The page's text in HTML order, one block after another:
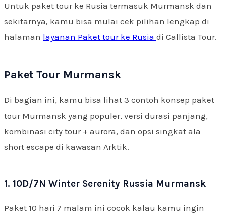
Untuk paket tour ke Rusia termasuk Murmansk dan
sekitarnya, kamu bisa mulai cek pilihan lengkap di
halaman layanan Paket tour ke Rusia di Callista Tour.
Paket Tour Murmansk
Di bagian ini, kamu bisa lihat 3 contoh konsep paket
tour Murmansk yang populer, versi durasi panjang,
kombinasi city tour + aurora, dan opsi singkat ala
short escape di kawasan Arktik.
1. 10D/7N Winter Serenity Russia Murmansk
Paket 10 hari 7 malam ini cocok kalau kamu ingin